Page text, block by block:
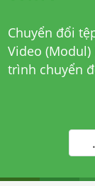
Chuyển đổi
Video
trình chuyển